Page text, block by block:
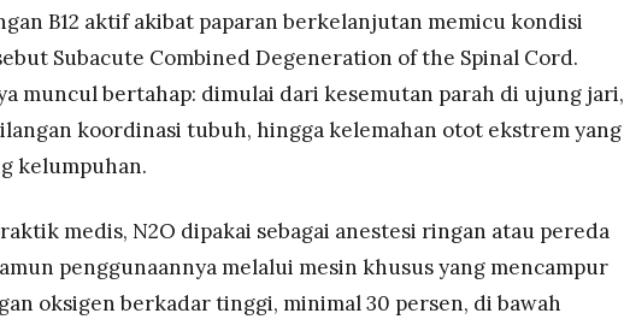
B12 aktif akibat paparan berkelanjutan memicu kondisi
Subacute Combined Degeneration of the Spinal Cord.
muncul bertahap: dimulai dari kesemutan parah di ujung jari,
koordinasi tubuh, hingga kelemahan otot ekstrem yang
kelumpuhan.
medis, N2O dipakai sebagai anestesi ringan atau pereda
penggunaannya melalui mesin khusus yang mencampur
oksigen berkadar tinggi, minimal 30 persen, di bawah